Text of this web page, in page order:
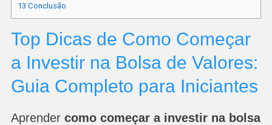
13 Conclusão
Top Dicas de Como Começar
a Investir na Bolsa de Valores:
Guia Completo para Iniciantes
Aprender como começar a investir na bolsa